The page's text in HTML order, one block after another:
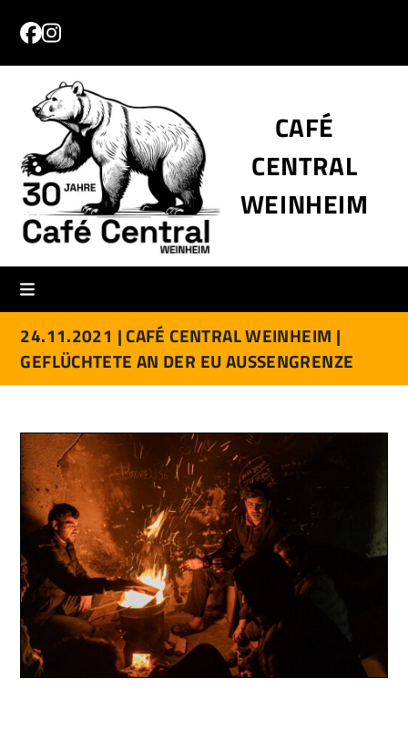
content
Facebook
Instagram
CAFÉ
CENTRAL
WEINHEIM
24.11.2021 | CAFÉ CENTRAL WEINHEIM |
GEFLÜCHTETE AN DER EU AUSSENGRENZE